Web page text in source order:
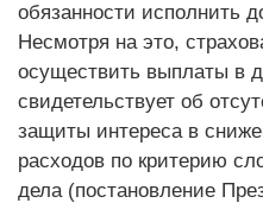
обязанности исполнить
Несмотря на это,
осуществить выплаты в
свидетельствует об
защиты интереса в
расходов по критерию
дела (постановление